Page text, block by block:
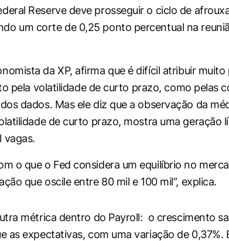
Reserve deve prosseguir o ciclo de
um corte de 0,25 ponto percentual na
da XP, afirma que é difícil atribuir muito
pela volatilidade de curto prazo, como pelas
dados. Mas ele diz que a observação da
de curto prazo, mostra uma geração
vagas.
o que o Fed considera um equilíbrio no
que oscile entre 80 mil e 100 mil”, explica.
métrica dentro do Payroll: o crescimento
as expectativas, com uma variação de 0,37%.